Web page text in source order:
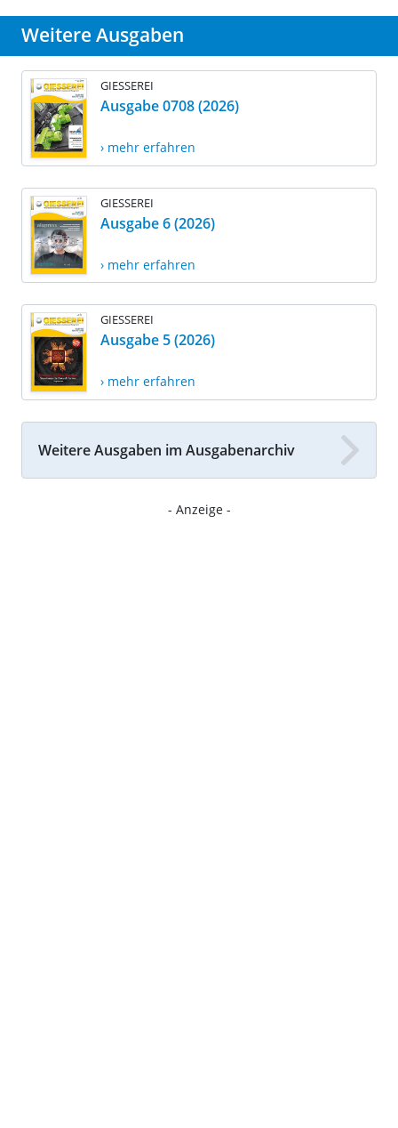
Weitere Ausgaben
GIESSEREI
Ausgabe 0708 (2026)
› mehr erfahren
GIESSEREI
Ausgabe 6 (2026)
› mehr erfahren
GIESSEREI
Ausgabe 5 (2026)
› mehr erfahren
Weitere Ausgaben im Ausgabenarchiv
- Anzeige -